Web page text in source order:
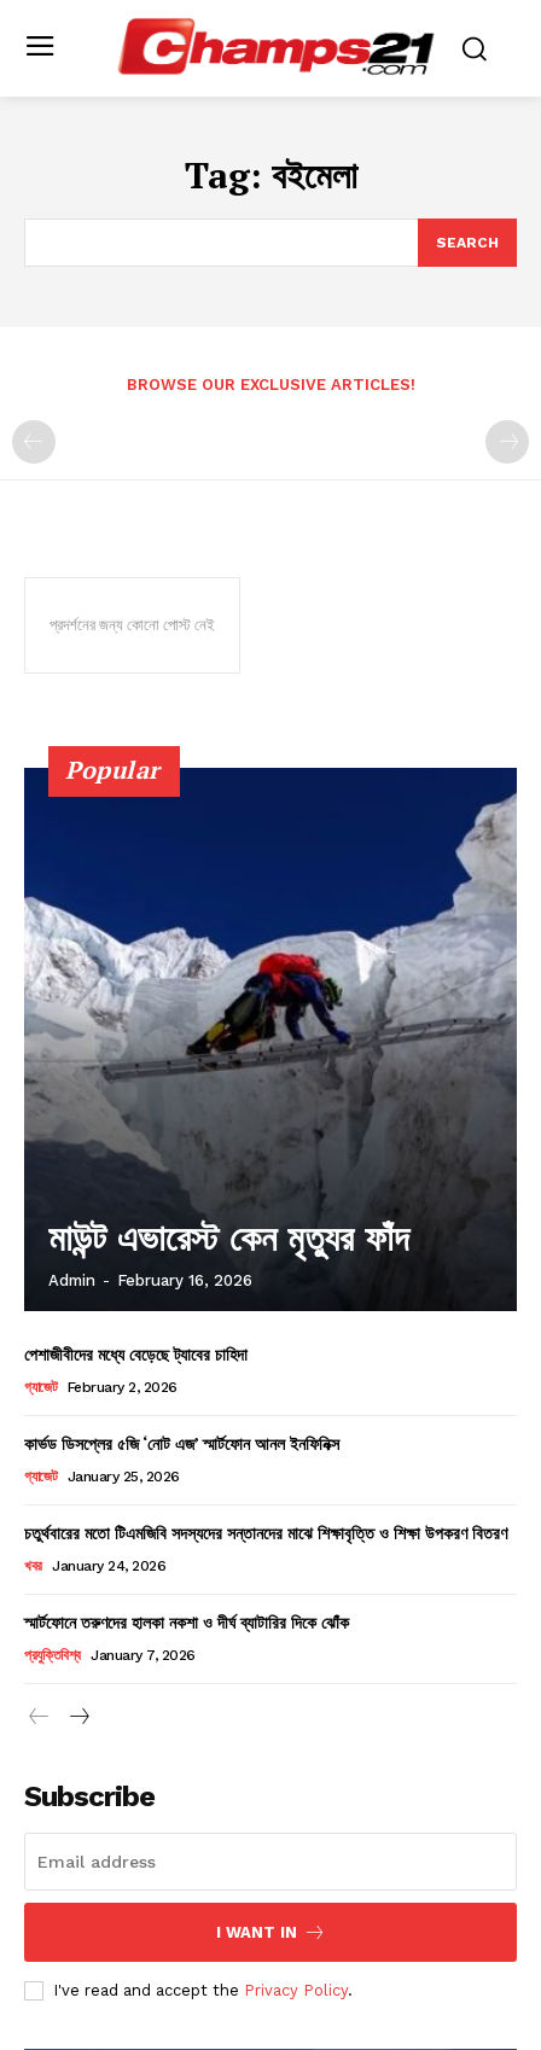
Company
About
Subscription Plans
My account
Tag: বইমেলা
SEARCH
BROWSE OUR EXCLUSIVE ARTICLES!
প্রদর্শনের জন্য কোনো পোস্ট নেই
Popular
মাউন্ট এভারেস্ট কেন মৃত্যুর ফাঁদ
Admin - February 16, 2026
পেশাজীবীদের মধ্যে বেড়েছে ট্যাবের চাহিদা
গ্যাজেট February 2, 2026
কার্ভড ডিসপ্লের ৫জি ‘নোট এজ’ স্মার্টফোন আনল ইনফিনিক্স
গ্যাজেট January 25, 2026
চতুর্থবারের মতো টিএমজিবি সদস্যদের সন্তানদের মাঝে শিক্ষাবৃত্তি ও শিক্ষা উপকরণ বিতরণ
খবর January 24, 2026
স্মার্টফোনে তরুণদের হালকা নকশা ও দীর্ঘ ব্যাটারির দিকে ঝোঁক
প্রযুক্তিবিশ্ব January 7, 2026
Subscribe
I WANT IN
I've read and accept the Privacy Policy.